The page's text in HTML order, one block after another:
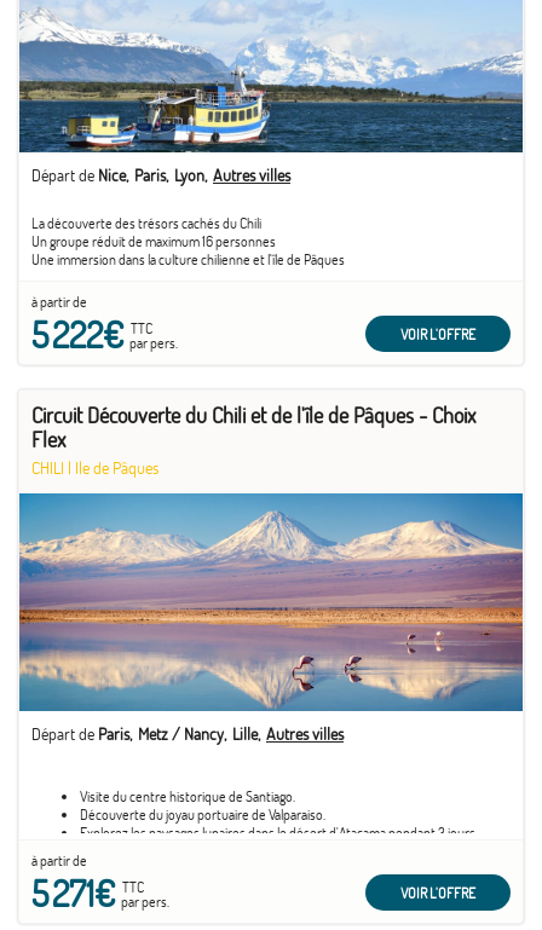
Départ de Nice Paris Lyon Autres villes
La découverte des trésors cachés du Chili
Un groupe réduit de maximum 16 personnes
Une immersion dans la culture chilienne et l'île de Pâques
à partir de
5 222€TTC
par pers.
VOIR L'OFFRE
Circuit Découverte du Chili et de l'île de Pâques - Choix
Flex
CHILI | Ile de Pâques
Départ de Paris Metz / Nancy Lille Autres villes
Visite du centre historique de Santiago.
Découverte du joyau portuaire de Valparaiso.
Explorez les paysages lunaires dans le désert d'Atacama pendant 3 jours.
supplément).
Immersion chez les Rapa Nui sur l'Île de Pâques.
à partir de
5 271€TTC
par pers.
VOIR L'OFFRE